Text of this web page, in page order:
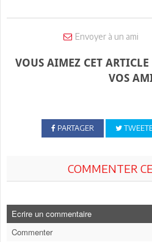
Envoyer à un ami
VOUS AIMEZ CET ARTICLE
VOS
PARTAGER
COMMENTER
Ecrire un commentaire
Commenter